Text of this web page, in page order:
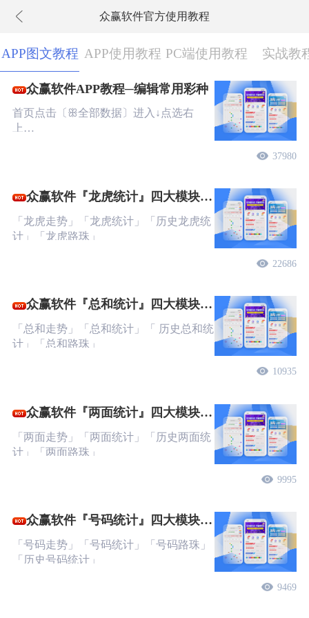
众赢软件官方使用教程
APP图文教程 APP使用教程 PC端使用教程 实战教
下拉刷新
众赢软件APP教程─编辑常用彩种
首页点击〔ꕥ全部数据〕进入↓点选右
上…
37980
众赢软件『龙虎统计』四大模块图
文教程
「龙虎走势」「龙虎统计」「历史龙虎统
计」「龙虎路珠」
22686
众赢软件『总和统计』四大模块图
文教程
「总和走势」「总和统计」「 历史总和统
计」「总和路珠」
10935
众赢软件『两面统计』四大模块图
文教程
「两面走势」「两面统计」「历史两面统
计」「两面路珠」
9995
众赢软件『号码统计』四大模块图
文教程
「号码走势」「号码统计」「号码路珠」
「历史号码统计」
9469